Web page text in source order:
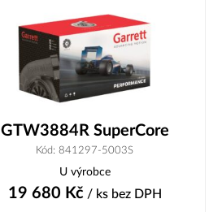
GTW3884R SuperCore
Kód: 841297-5003S
U výrobce
19 680 Kč/ ks bez DPH